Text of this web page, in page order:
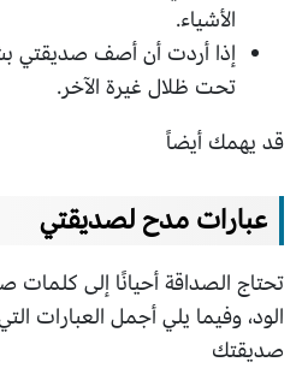
الأشياء.
إذا أردت أن أصف صديقتي
تحت ظلال غيرة الآخر.
قد يهمك أيضاً
عبارات مدح لصديقتي
تحتاج الصداقة أحيانًا إلى كلمات
الود، وفيما يلي أجمل العبارات
صديقتك